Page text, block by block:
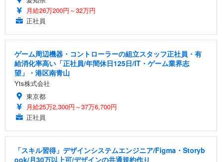
月給26万200円～32万円
正社員
ゲーム周辺機器・コントローラーの組立スタッフ正社員・有
給消化率高い「正社員/年間休日125日/IT・ゲーム業界志
望」・港区南青山
Yts株式会社
東京都
月給25万2,300円～37万6,700円
正社員
「スキル習得」デザインシステムエンジニア/Figma・Storyb
ook/月30万以上可/デザインの共通規約作り